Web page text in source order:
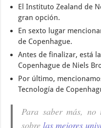
El Instituto Zealand de
gran opción.
En sexto lugar
de Copenhague.
Antes de finalizar, está
Copenhague de Niels
Por último,
Tecnología de
Para saber más, no
sobre las mejores